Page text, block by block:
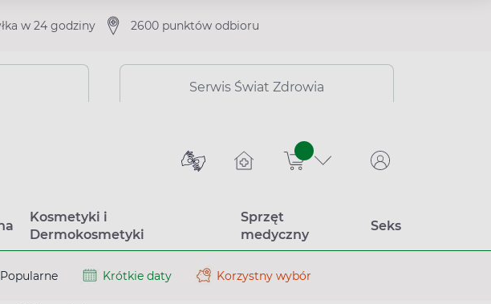
w 24 godziny 2600 punktów odbioru
Serwis Świat Zdrowia
sztuk
Kosmetyki i
Dermokosmetyki
Sprzęt
medyczny
Seks
Popularne Krótkie daty Korzystny wybór